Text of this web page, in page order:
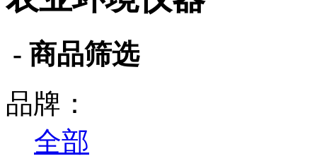
- 商品筛选
品牌：
全部